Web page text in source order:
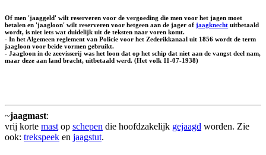
Of men 'jaaggeld' wilt reserveren voor de vergoeding die men voor het jagen moet
betalen en 'jaagloon' wilt reserveren voor hetgeen aan de jager of jaagknecht uitbetaald
wordt, is niet iets wat duidelijk uit de teksten naar voren komt.
- In het Algemeen reglement van Policie voor het Zederikkanaal uit 1856 wordt de term
jaagloon voor beide vormen gebruikt.
- Jaagloon in de zeevisserij was het loon dat op het schip dat niet aan de vangst deel nam,
maar deze aan land bracht, uitbetaald werd. (Het volk 11-07-1938)
~jaagmast:
vrij korte mast op schepen die hoofdzakelijk gejaagd worden. Zie
ook: trekspeek en jaagstut.